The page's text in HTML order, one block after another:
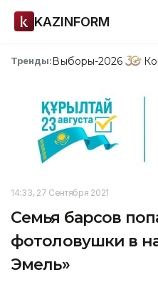
KAZINFORM
Тренды:Выборы-2026
14:33, 27 Сентября 2021
Семья барсов
фотоловушки в
Эмель»